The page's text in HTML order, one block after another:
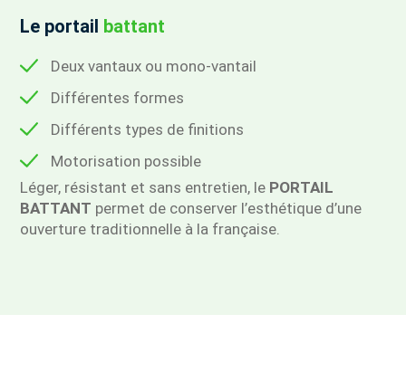
Le portail battant
Deux vantaux ou mono-vantail
Différentes formes
Différents types de finitions
Motorisation possible
Léger, résistant et sans entretien, le PORTAIL
BATTANT permet de conserver l’esthétique d’une
ouverture traditionnelle à la française.